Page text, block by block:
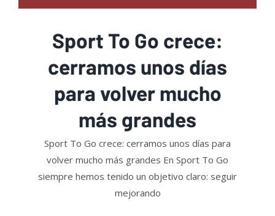
Sport To Go crece:
cerramos unos días
para volver mucho
más grandes
Sport To Go crece: cerramos unos días para
volver mucho más grandes En Sport To Go
siempre hemos tenido un objetivo claro: seguir
mejorando